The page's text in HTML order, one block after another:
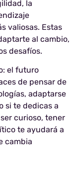
la
valiosas. Estas
al cambio,
desafíos.
el futuro
de pensar de
adaptarse
si te dedicas a
curioso, tener
te ayudará a
cambia